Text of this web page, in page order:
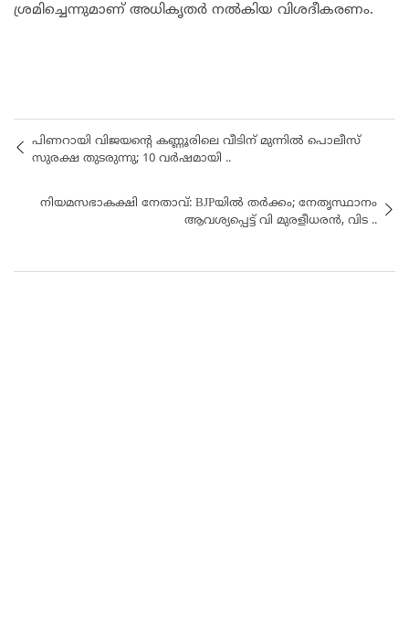
ശ്രമിച്ചെന്നുമാണ് അധികൃതർ നൽകിയ വിശദീകരണം.
പിണറായി വിജയന്റെ കണ്ണൂരിലെ വീടിന് മുന്നിൽ പൊലീസ്
സുരക്ഷ തുടരുന്നു; 10 വർഷമായി ..
നിയമസഭാകക്ഷി നേതാവ്: BJPയിൽ തർക്കം; നേതൃസ്ഥാനം
ആവശ്യപ്പെട്ട് വി മുരളീധരൻ, വിട ..